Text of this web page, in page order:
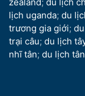
lịch uganda; du
trương gia giới;
trại câu; du lịch
nhĩ tân; du lịch